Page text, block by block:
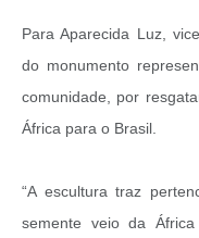
Para Aparecida Luz,
do monumento
comunidade, por
África para o Brasil.
“A escultura traz
semente veio da